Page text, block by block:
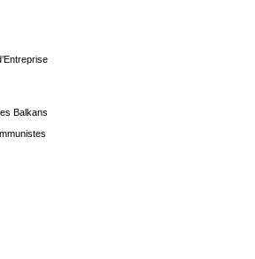
Balkans